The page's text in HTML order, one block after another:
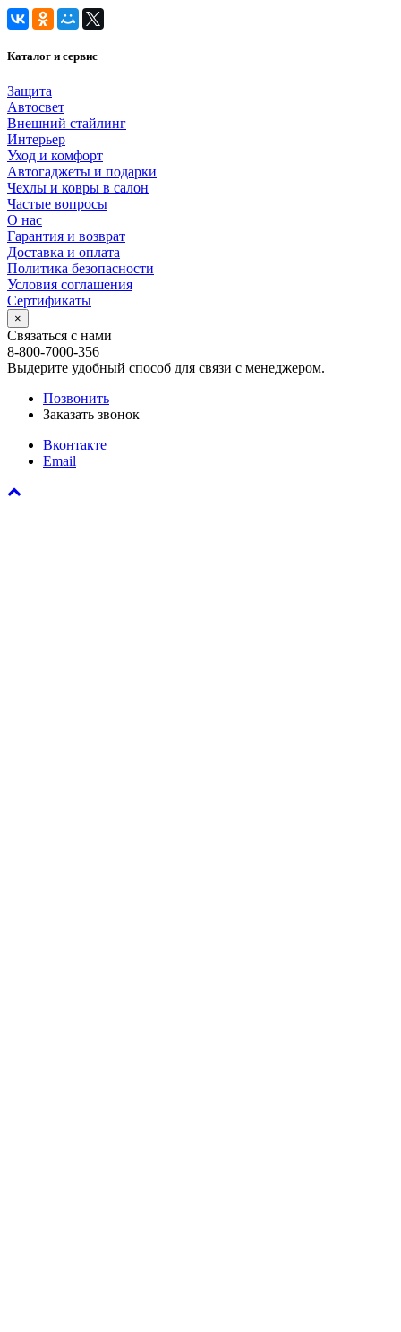
Каталог и сервис
Защита
Автосвет
Внешний стайлинг
Интерьер
Уход и комфорт
Автогаджеты и подарки
Чехлы и ковры в салон
Частые вопросы
О нас
Гарантия и возврат
Доставка и оплата
Политика безопасности
Условия соглашения
Сертификаты
×
Связаться с нами
8-800-7000-356
Выдерите удобный способ для связи с менеджером.
Позвонить
Заказать звонок
Вконтакте
Email